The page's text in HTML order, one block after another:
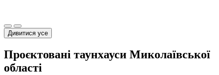
Дивитися усе
Проєктовані таунхауси Миколаївської
області